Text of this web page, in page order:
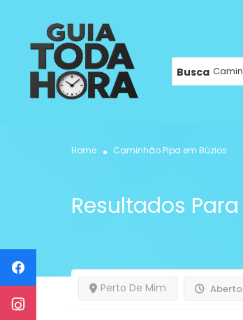
Busca
Home Caminhão Pipa em Búzios
Resultados Para
Aberto
Perto De Mim